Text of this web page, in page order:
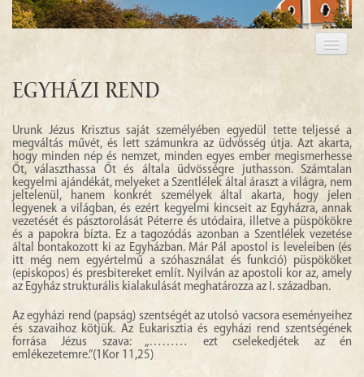
PILGRIMAGE 2017
Egyházi rend
Urunk Jézus Krisztus saját személyében egyedül tette teljessé a
megváltás művét, és lett számunkra az üdvösség útja. Azt akarta,
hogy minden nép és nemzet, minden egyes ember megismerhesse
Őt, választhassa Őt és általa üdvösségre juthasson. Számtalan
kegyelmi ajándékát, melyeket a Szentlélek által áraszt a világra, nem
jeltelenül, hanem konkrét személyek által akarta, hogy jelen
legyenek a világban, és ezért kegyelmi kincseit az Egyházra, annak
vezetését és pásztorolását Péterre és utódaira, illetve a püspökökre
és a papokra bízta. Ez a tagozódás azonban a Szentlélek vezetése
által bontakozott ki az Egyházban. Már Pál apostol is leveleiben (és
itt még nem egyértelmű a szóhasználat és funkció) püspököket
(episkopos) és presbitereket említ. Nyilván az apostoli kor az, amely
az Egyház strukturális kialakulását meghatározza az I. században.
Az egyházi rend (papság) szentségét az utolsó vacsora eseményeihez
és szavaihoz kötjük. Az Eukarisztia és egyházi rend szentségének
forrása Jézus szava: „……… ezt cselekedjétek az én
emlékezetemre.”(1Kor 11,25)